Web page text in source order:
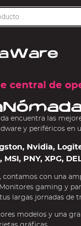
central de
encuentra las
y periféricos en
Nvidia,
PNY, XPG,
, contamos con una
gaming y
largas jornadas de
modelos y una